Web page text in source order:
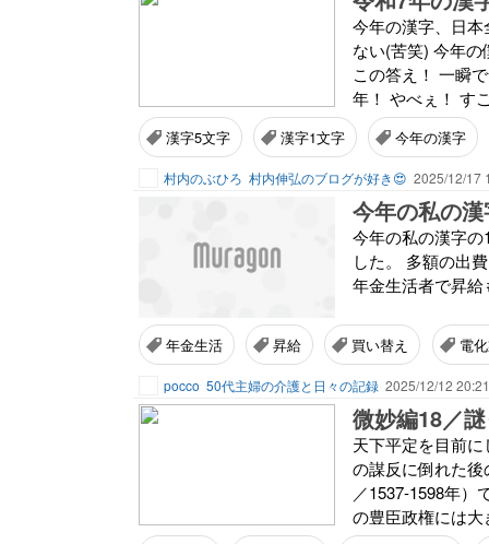
今年の漢字、日
ない(苦笑) 今年
この答え！ 一瞬
年！ やべぇ！ す
漢字5文字 漢字1文字 今年の漢字
村内のぶひろ 村内伸弘のブログが好き😍 2025/12/17
今年の私の
今年の私の漢字
した。 多額の出
年金生活者で昇
年金生活 昇給 買い替え 電
pocco 50代主婦の介護と日々の記録 2025/12/12 20:21
微妙編18／
天下平定を目前
の謀反に倒れた
／1537-1598年）
の豊臣政権には